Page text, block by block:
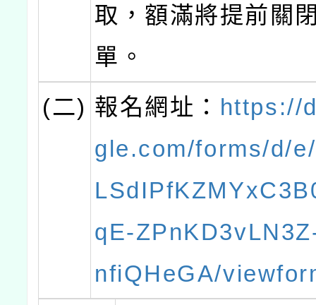
取，額滿將提前關
單。
(二) 報名網址： https://
gle.com/forms/d/
qE-
nfiQHeGA/